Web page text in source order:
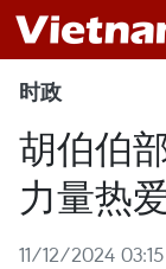
时政
胡伯伯
力量热
11/12/2024 03:15